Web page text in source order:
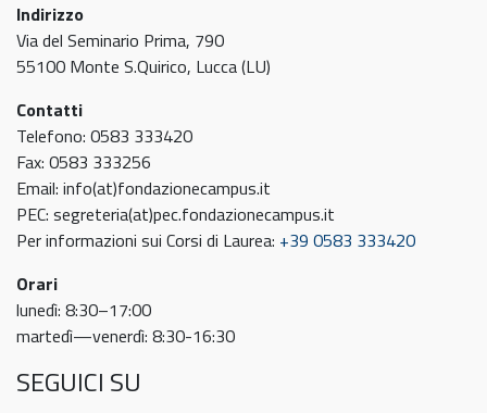
Indirizzo
Via del Seminario Prima, 790
55100 Monte S.Quirico, Lucca (LU)
Contatti
Telefono: 0583 333420
Fax: 0583 333256
Email: info(at)fondazionecampus.it
PEC: segreteria(at)pec.fondazionecampus.it
Per informazioni sui Corsi di Laurea: +39 0583 333420
Orari
lunedì: 8:30–17:00
martedì—venerdì: 8:30-16:30
SEGUICI SU